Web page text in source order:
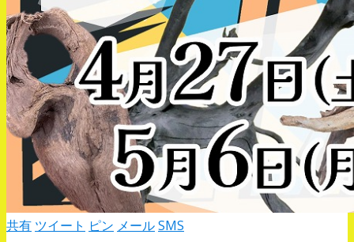
共有 ツイート ピン メールSMS